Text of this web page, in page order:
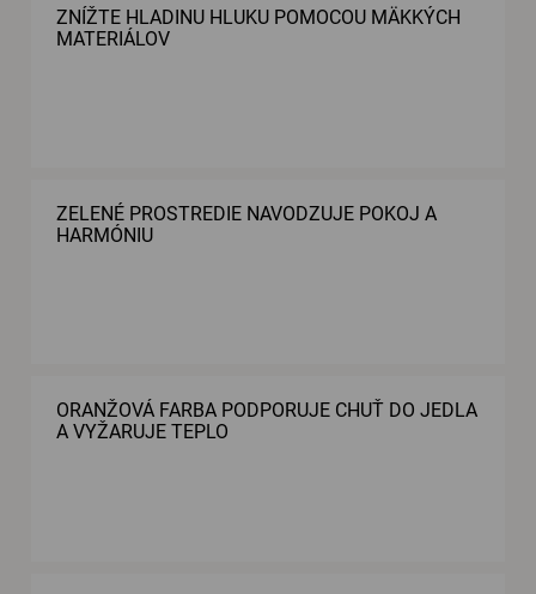
ZNÍŽTE HLADINU HLUKU POMOCOU MÄKKÝCH
MATERIÁLOV
ZELENÉ PROSTREDIE NAVODZUJE POKOJ A
HARMÓNIU
ORANŽOVÁ FARBA PODPORUJE CHUŤ DO JEDLA
A VYŽARUJE TEPLO